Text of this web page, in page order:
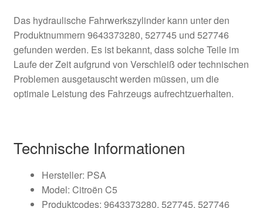
Das hydraulische Fahrwerkszylinder kann unter den
Produktnummern 9643373280, 527745 und 527746
gefunden werden. Es ist bekannt, dass solche Teile im
Laufe der Zeit aufgrund von Verschleiß oder technischen
Problemen ausgetauscht werden müssen, um die
optimale Leistung des Fahrzeugs aufrechtzuerhalten.
Technische Informationen
Hersteller: PSA
Model: Citroën C5
Produktcodes: 9643373280, 527745, 527746